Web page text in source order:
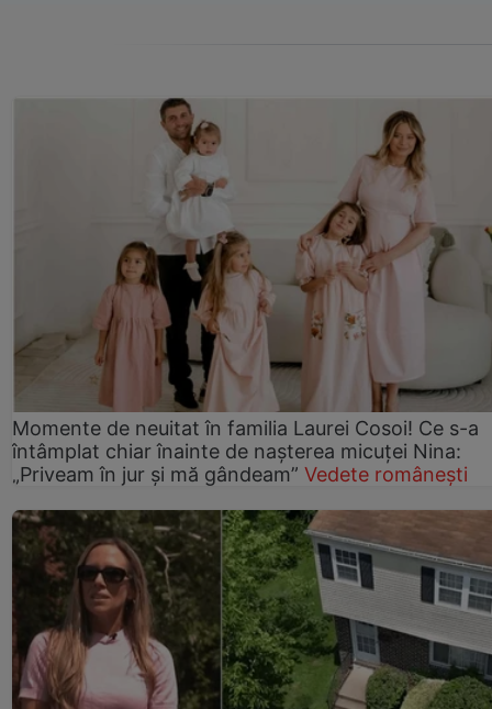
Momente de neuitat în familia Laurei Cosoi! Ce s-a
întâmplat chiar înainte de nașterea micuței Nina:
„Priveam în jur și mă gândeam” Vedete românești